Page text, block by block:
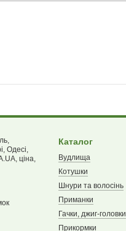
Каталог
Вудлища
Котушки
Шнури та волосінь
Приманки
Гачки, джиг-головки
Прикормки